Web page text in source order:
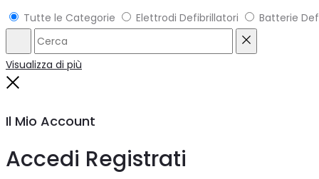
Tutte le Categorie Elettrodi Defibrillatori Batterie
Cerca
Visualizza di più
Il Mio Account
Accedi Registrati